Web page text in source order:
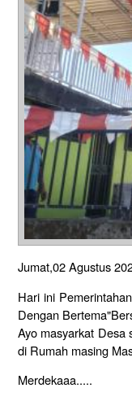
Jumat,02 Agustus
Hari ini
Dengan
Ayo masyarkat Desa
di Rumah masing
Merdekaaa.....